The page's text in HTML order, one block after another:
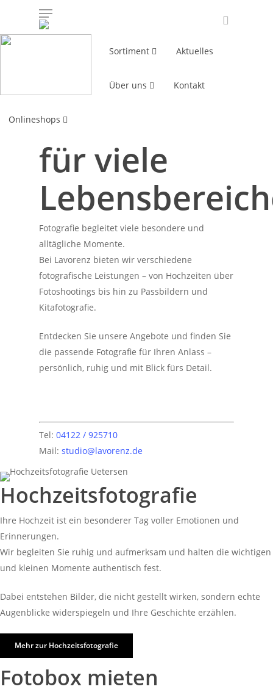
Sortiment Aktuelles
Über uns Kontakt
Onlineshops
Fotograf in Uetersen
Fotografie
für viele
Fotografie begleitet viele besondere und
alltägliche Momente.
Bei Lavorenz bieten wir verschiedene
fotografische Leistungen – von Hochzeiten über
Fotoshootings bis hin zu Passbildern und
Kitafotografie.
Entdecken Sie unsere Angebote und finden Sie
die passende Fotografie für Ihren Anlass –
persönlich, ruhig und mit Blick fürs Detail.
Tel:04122 / 925710
Mail:studio@lavorenz.de
Hochzeitsfotografie
Ihre Hochzeit ist ein besonderer Tag voller Emotionen und
Erinnerungen.
Wir begleiten Sie ruhig und aufmerksam und halten die wichtigen
und kleinen Momente authentisch fest.
Dabei entstehen Bilder, die nicht gestellt wirken, sondern echte
Augenblicke widerspiegeln und Ihre Geschichte erzählen.
Mehr zur Hochzeitsfotografie
Fotobox mieten